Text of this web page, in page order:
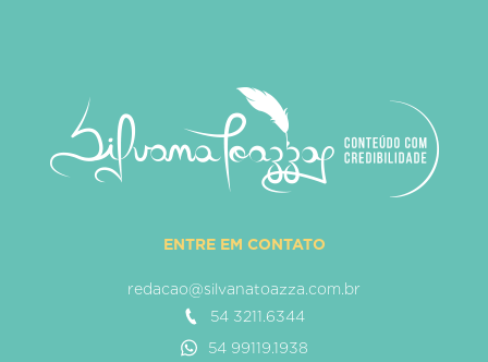
ENTRE EM CONTATO
redacao@silvanatoazza.com.br
54 3211.6344
54 99119.1938